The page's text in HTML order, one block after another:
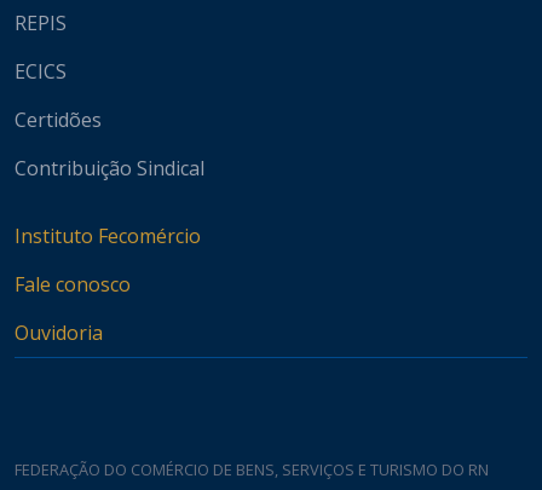
REPIS
ECICS
Certidões
Contribuição Sindical
Instituto Fecomércio
Fale conosco
Ouvidoria
FEDERAÇÃO DO COMÉRCIO DE BENS, SERVIÇOS E TURISMO DO RN